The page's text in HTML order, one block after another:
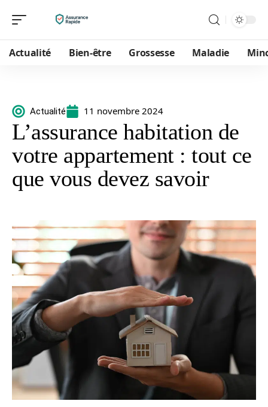
Actualité Bien-être Grossesse Maladie
Actualité 11 novembre 2024
L’assurance habitation de
votre appartement : tout ce
que vous devez savoir